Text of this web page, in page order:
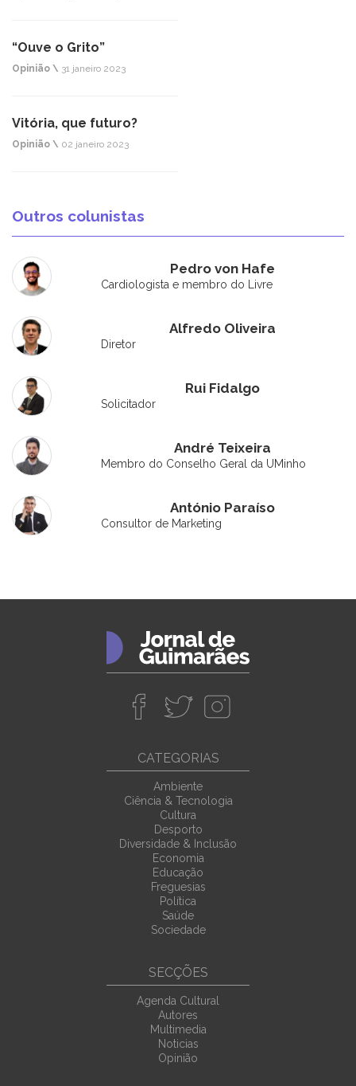
“Ouve o Grito”
Opinião \ 31 janeiro 2023
Vitória, que futuro?
Opinião \ 02 janeiro 2023
Outros colunistas
Pedro von Hafe
Cardiologista e membro do Livre
Alfredo Oliveira
Diretor
Rui Fidalgo
Solicitador
André Teixeira
Membro do Conselho Geral da UMinho
António Paraíso
Consultor de Marketing
CATEGORIAS
Ambiente
Ciência & Tecnologia
Cultura
Desporto
Diversidade & Inclusão
Economia
Educação
Freguesias
Política
Saúde
Sociedade
SECÇÕES
Agenda Cultural
Autores
Multimedia
Noticias
Opinião